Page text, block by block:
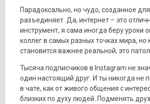
Парадоксально, но чудо, созданное
разъединяет. Да, интернет – это
инструмент, я сама иногда беру уроки
коллег в самых разных точках мира,
становится важнее реальной, это
Тысяча подписчиков в Instagram не
один настоящий друг. И ты никогда не
в чате, как от живого общения с
близких по духу людей. Подменять